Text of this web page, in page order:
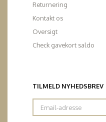
Returnering
Kontakt os
Oversigt
Check gavekort saldo
TILMELD NYHEDSBREV
Email-
adresse